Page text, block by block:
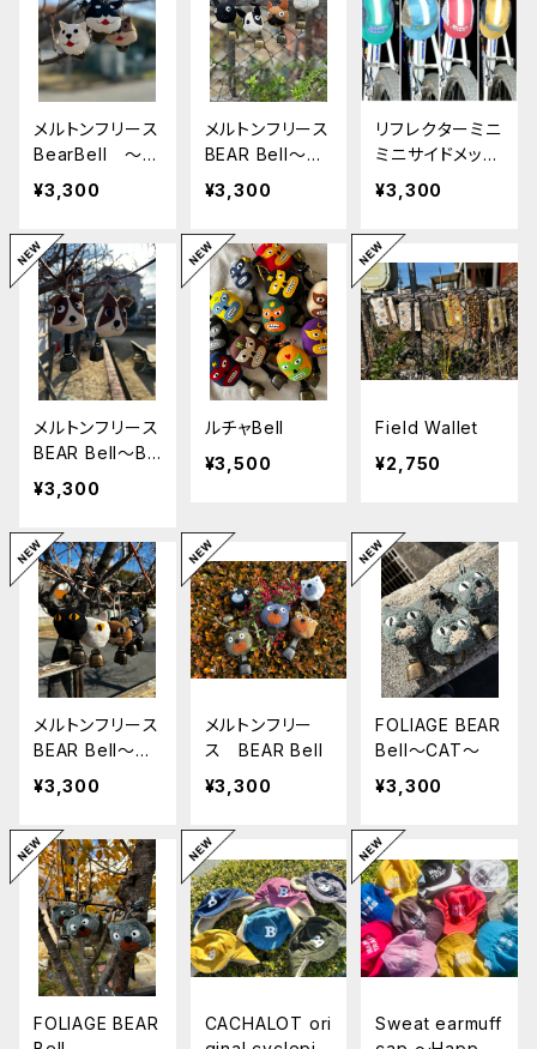
メルトンフリース
BearBell 〜柴
リンリン〜
¥3,300
メルトンフリース
BEAR Bell〜フ
レンチブルドッ
グ・ボストンテリ
ア〜
¥3,300
リフレクターミニ
ミニサイドメッシ
ュジェットキャッ
¥3,300
メルトンフリース
BEAR Bell〜BE
CKY〜
¥3,300
ルチャBell
¥3,500
Field Wallet
¥2,750
メルトンフリース
BEAR Bell〜ニ
ャンコ〜
¥3,300
メルトンフリー
ス BEAR Bell
¥3,300
FOLIAGE BEAR
Bell〜CAT〜
¥3,300
FOLIAGE BEAR
CACHALOT ori
Sweat earmuff